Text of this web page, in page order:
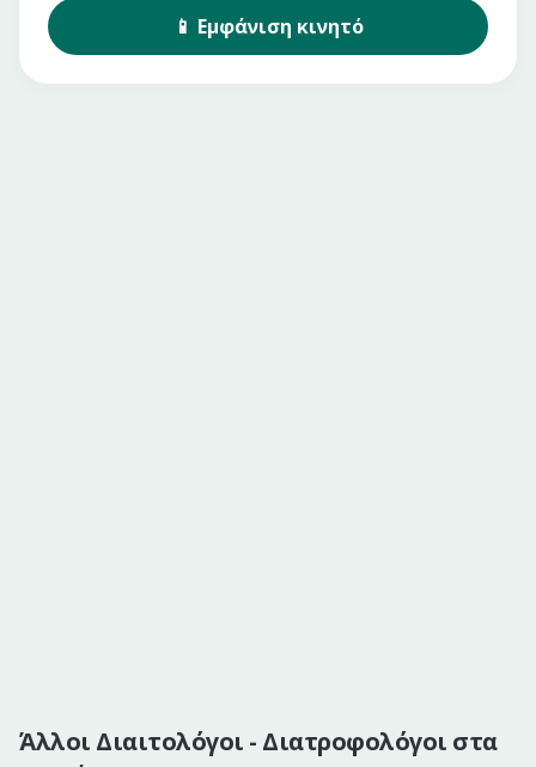
📱 Εμφάνιση κινητό
Άλλοι Διαιτολόγοι - Διατροφολόγοι στα